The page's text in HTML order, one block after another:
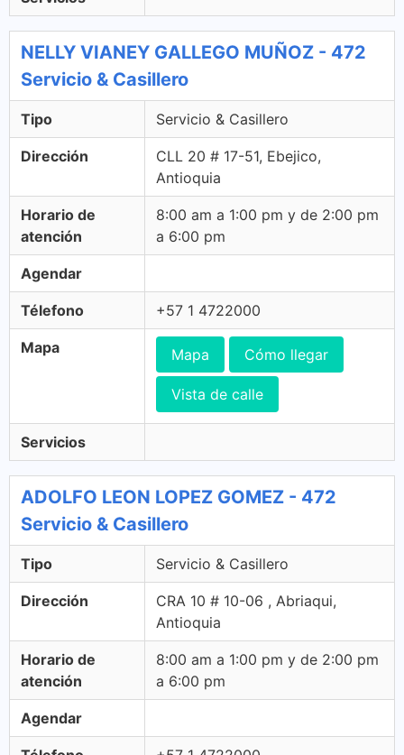
NELLY VIANEY GALLEGO MUÑOZ - 472
Servicio & Casillero
Tipo Servicio & Casillero
Dirección
CLL 20 # 17-51, Ebejico,
Antioquia
Horario de
atención
8:00 am a 1:00 pm y de 2:00 pm
a 6:00 pm
Agendar
Télefono +57 1 4722000
Mapa Mapa Cómo llegar
Vista de calle
Servicios
ADOLFO LEON LOPEZ GOMEZ - 472
Servicio & Casillero
Tipo Servicio & Casillero
Dirección
CRA 10 # 10-06 , Abriaqui,
Antioquia
Horario de
atención
8:00 am a 1:00 pm y de 2:00 pm
a 6:00 pm
Agendar